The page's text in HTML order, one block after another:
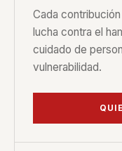
Cada
lucha contra el
cuidado de
vulnerabilidad.